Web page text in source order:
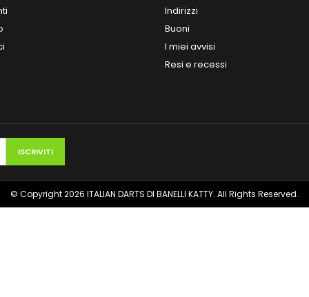
Indirizzi
Buoni
I miei avvisi
Resi e recessi
© Copyright 2026 ITALIAN DARTS DI BANELLI KATTY. All Rights Reserved.